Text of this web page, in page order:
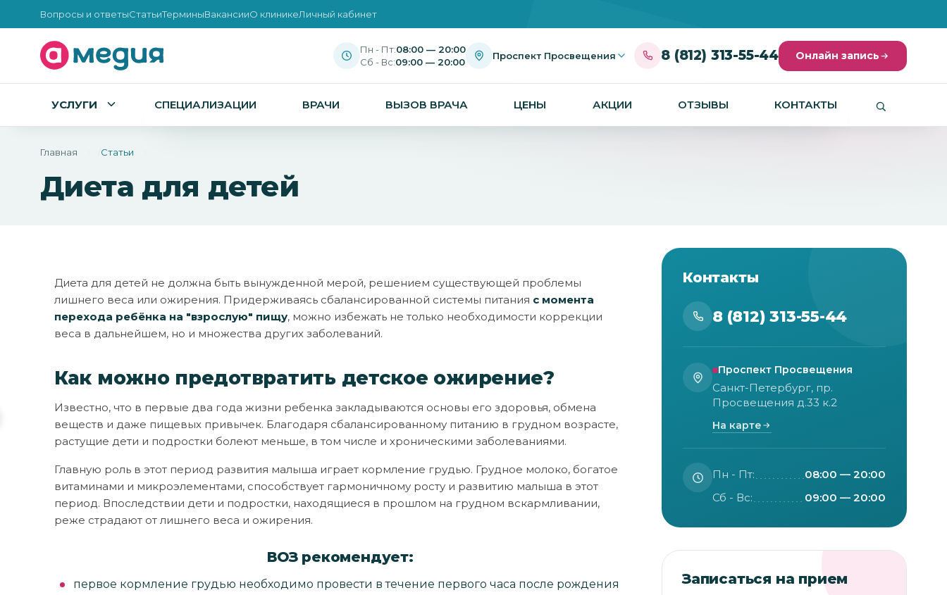
Вопросы и ответыСтатьиТерминыВакансииО клиникеЛичный кабинет
Пн - Пт:08:00 — 20:00
Сб - Вс:09:00 — 20:00
Проспект Просвещения 8 (812) 313-55-44 Онлайн запись
УСЛУГИ СПЕЦИАЛИЗАЦИИ ВРАЧИ ВЫЗОВ ВРАЧА ЦЕНЫ АКЦИИ ОТЗЫВЫ КОНТАКТЫ
Главная Статьи
Диета для детей
Диета для детей не должна быть вынужденной мерой, решением существующей проблемы
лишнего веса или ожирения. Придерживаясь сбалансированной системы питания с момента
перехода ребёнка на "взрослую" пищу, можно избежать не только необходимости коррекции
веса в дальнейшем, но и множества других заболеваний.
Как можно предотвратить детское ожирение?
Известно, что в первые два года жизни ребенка закладываются основы его здоровья, обмена
веществ и даже пищевых привычек. Благодаря сбалансированному питанию в грудном возрасте,
растущие дети и подростки болеют меньше, в том числе и хроническими заболеваниями.
Главную роль в этот период развития малыша играет кормление грудью. Грудное молоко, богатое
витаминами и микроэлементами, способствует гармоничному росту и развитию малыша в этот
период. Впоследствии дети и подростки, находящиеся в прошлом на грудном вскармливании,
реже страдают от лишнего веса и ожирения.
ВОЗ рекомендует:
первое кормление грудью необходимо провести в течение первого часа после рождения
Контакты
8 (812) 313-55-44
Проспект Просвещения
Санкт-Петербург, пр.
Просвещения д.33 к.2
На карте
Пн - Пт:
08:00 — 20:00
Сб - Вс:
09:00 — 20:00
Записаться на прием